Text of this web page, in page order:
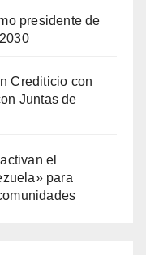
presidente de
Crediticio con
Juntas de
el
para